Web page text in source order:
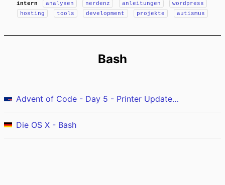
intern
analysen nerdenz anleitungen
wordpress
hosting
tools development projekte autismus
Bash
Advent of Code - Day 5 - Printer Updates (Bash)
Die OS X - Bash